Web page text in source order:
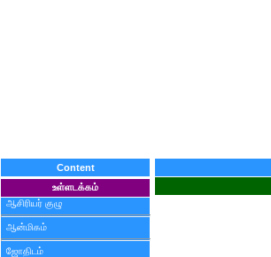
Content
உள்ளடக்கம்
ஆசிரியர் குழு
ஆன்மிகம்
ஜோதிடம்